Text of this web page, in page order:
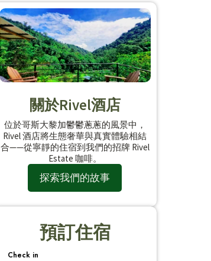
關於Rivel酒店
位於哥斯大黎加鬱鬱蔥蔥的風景中，
Rivel 酒店將生態奢華與真實體驗相結
合——從寧靜的住宿到我們的招牌 Rivel
Estate 咖啡。
探索我們的故事
預訂住宿
Check in